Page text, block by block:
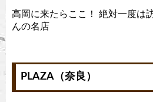
高岡に来たらここ！ 絶対一度は
んの名店
PLAZA（奈良）